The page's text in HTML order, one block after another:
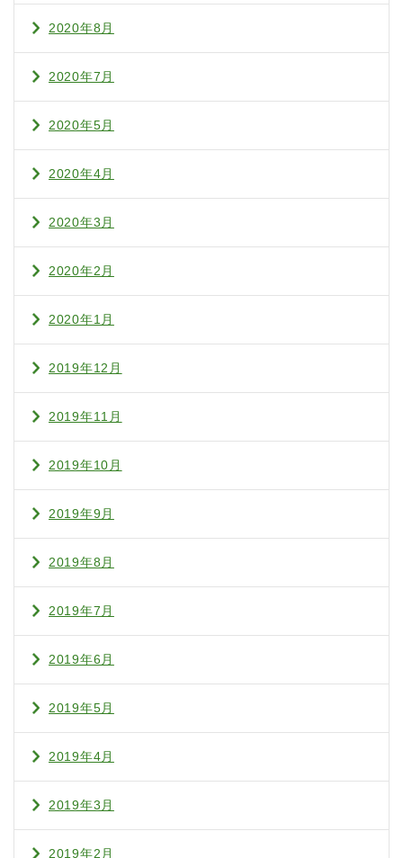
2020年8月
2020年7月
2020年5月
2020年4月
2020年3月
2020年2月
2020年1月
2019年12月
2019年11月
2019年10月
2019年9月
2019年8月
2019年7月
2019年6月
2019年5月
2019年4月
2019年3月
2019年2月